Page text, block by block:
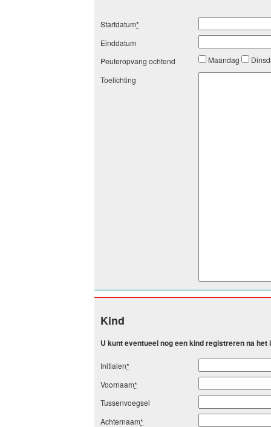
Startdatum*
Einddatum
Peuteropvang ochtend
Maandag
Toelichting
Kind
U kunt eventueel nog een kind registreren na
Initialen*
Voornaam*
Tussenvoegsel
Achternaam*